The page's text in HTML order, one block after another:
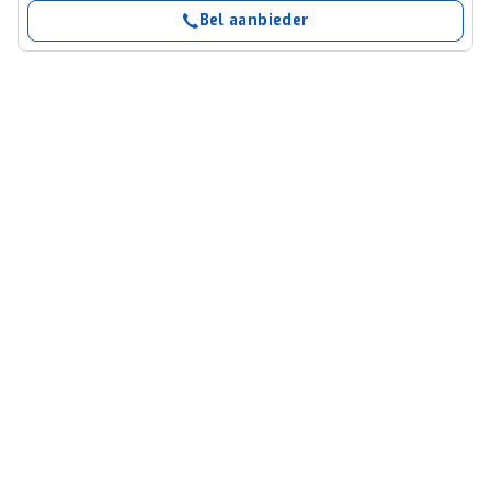
Bel aanbieder